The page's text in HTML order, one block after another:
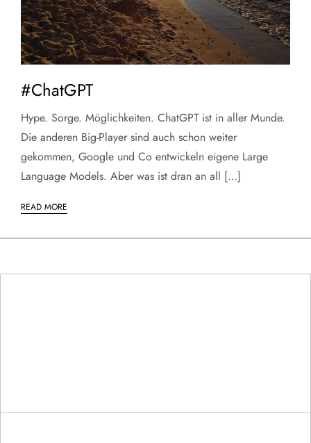
#ChatGPT
Hype. Sorge. Möglichkeiten. ChatGPT ist in aller Munde.
Die anderen Big-Player sind auch schon weiter
gekommen, Google und Co entwickeln eigene Large
Language Models. Aber was ist dran an all […]
READ MORE